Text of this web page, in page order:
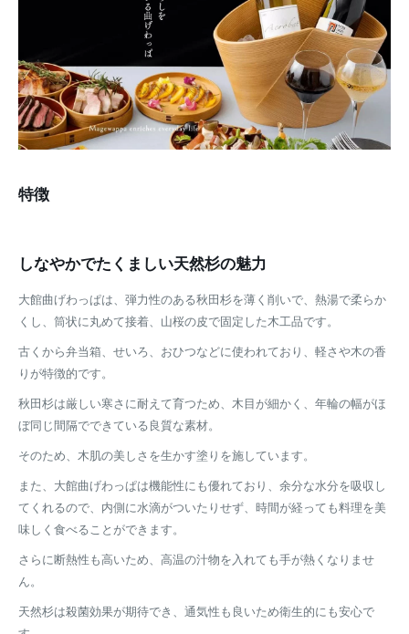
特徴
しなやかでたくましい天然杉の魅力
大館曲げわっぱは、弾力性のある秋田杉を薄く削いで、熱湯で柔らか
くし、筒状に丸めて接着、山桜の皮で固定した木工品です。
古くから弁当箱、せいろ、おひつなどに使われており、軽さや木の香
りが特徴的です。
秋田杉は厳しい寒さに耐えて育つため、木目が細かく、年輪の幅がほ
ぼ同じ間隔でできている良質な素材。
そのため、木肌の美しさを生かす塗りを施しています。
また、大館曲げわっぱは機能性にも優れており、余分な水分を吸収し
てくれるので、内側に水滴がついたりせず、時間が経っても料理を美
味しく食べることができます。
さらに断熱性も高いため、高温の汁物を入れても手が熱くなりませ
ん。
天然杉は殺菌効果が期待でき、通気性も良いため衛生的にも安心で